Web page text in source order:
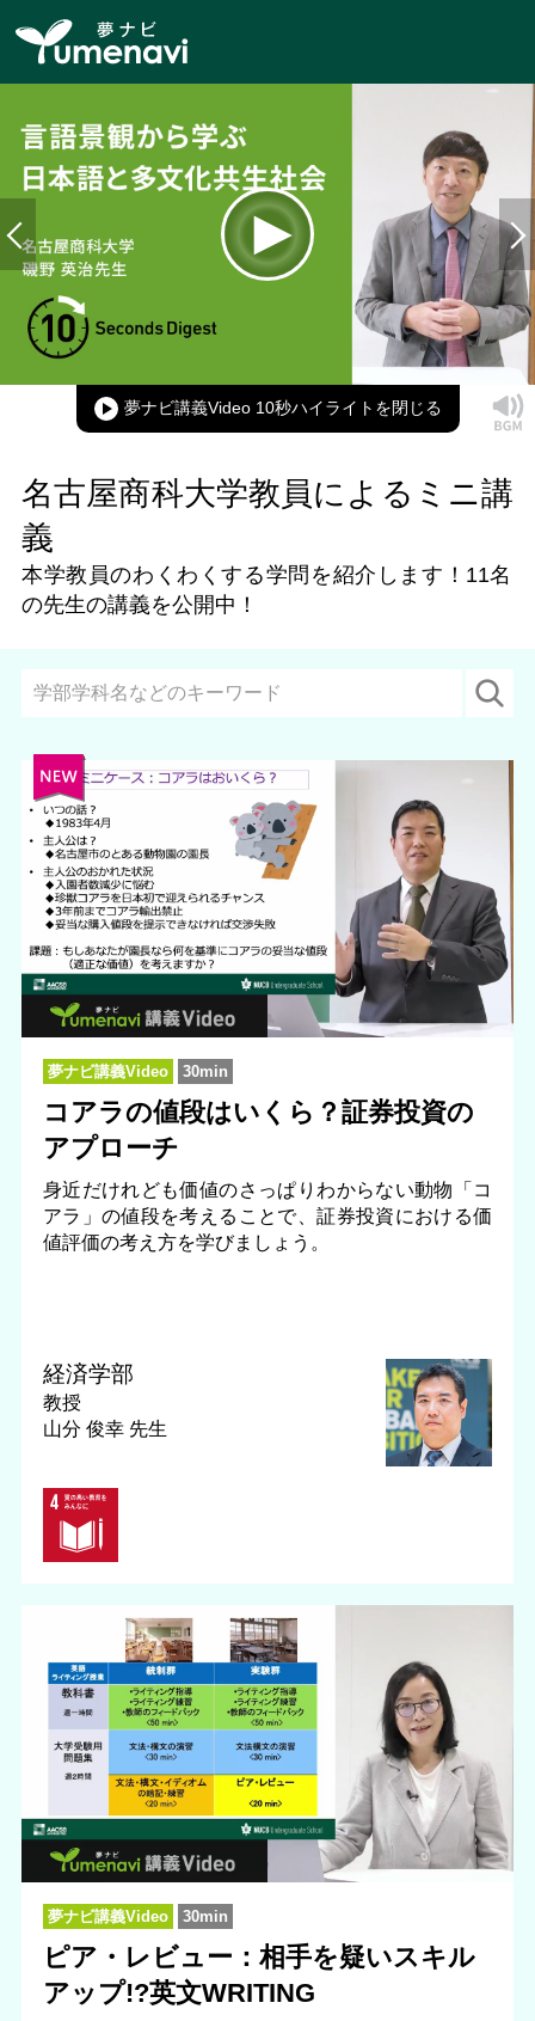
Time
Picture-
in-
Picture
夢ナビ講義Video 10秒ハイライト
名古屋商科大学教員によるミニ講
義
本学教員のわくわくする学問を紹介します！ 11名
の先生の講義を公開中！
夢ナビ講義Video 30min
コアラの値段はいくら？証券投資の
アプローチ
身近だけれども価値のさっぱりわからない動物「コ
アラ」の値段を考えることで、証券投資における価
値評価の考え方を学びましょう。
経済学部
教授
山分 俊幸 先生
夢ナビ講義Video 30min
ピア・レビュー：相手を疑いスキル
アップ!?英文WRITING